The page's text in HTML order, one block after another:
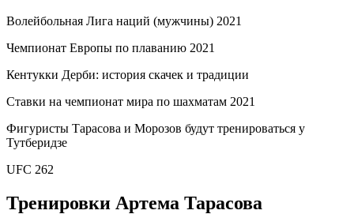
Волейбольная Лига наций (мужчины) 2021
Чемпионат Европы по плаванию 2021
Кентукки Дерби: история скачек и традиции
Ставки на чемпионат мира по шахматам 2021
Фигуристы Тарасова и Морозов будут тренироваться у
Тутберидзе
UFC 262
Тренировки Артема Тарасова